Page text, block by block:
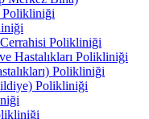
Polikliniği
Hastalıkları Polikliniği
Polikliniği
Polikliniği